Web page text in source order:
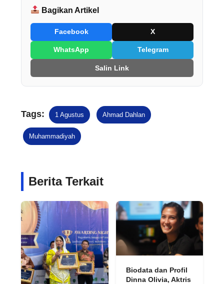
Bagikan Artikel
Facebook X
WhatsApp Telegram
Salin Link
Tags: 1 Agustus Ahmad Dahlan
Muhammadiyah
Berita Terkait
Biodata dan Profil
Dinna Olivia, Aktris